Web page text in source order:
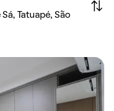
Tatuapé, São